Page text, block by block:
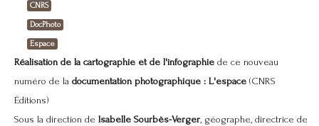
CNRS
DocPhoto
Espace
Réalisation de la cartographie et de l'infographie de ce nouveau
numéro de la documentation photographique : L'espace (CNRS
Éditions)
Sous la direction de Isabelle Sourbès-Verger, géographe, directrice de